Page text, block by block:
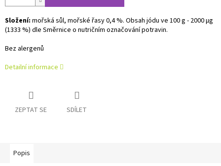
Složení: mořská sůl, mořské řasy 0,4 %. Obsah jódu ve 100 g - 2000 μg
(1333 %) dle Směrnice o nutričním označování potravin.
Bez alergenů
Detailní informace
ZEPTAT SE SDÍLET
Popis